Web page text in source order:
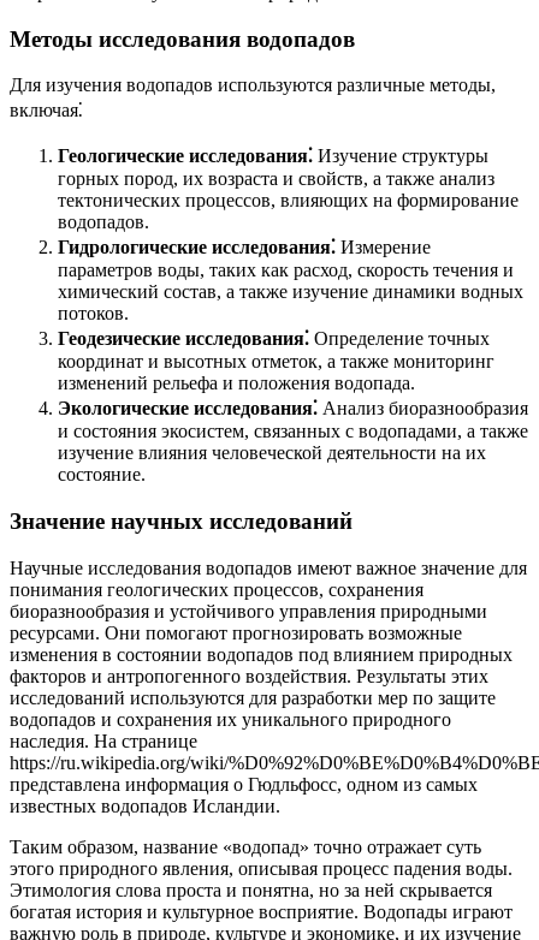
Методы исследования водопадов
Для изучения водопадов используются различные методы,
включая⁚
Геологические исследования⁚ Изучение структуры
горных пород, их возраста и свойств, а также анализ
тектонических процессов, влияющих на формирование
водопадов.
Гидрологические исследования⁚ Измерение
параметров воды, таких как расход, скорость течения и
химический состав, а также изучение динамики водных
потоков.
Геодезические исследования⁚ Определение точных
координат и высотных отметок, а также мониторинг
изменений рельефа и положения водопада.
Экологические исследования⁚ Анализ биоразнообразия
и состояния экосистем, связанных с водопадами, а также
изучение влияния человеческой деятельности на их
состояние.
Значение научных исследований
Научные исследования водопадов имеют важное значение для
понимания геологических процессов, сохранения
биоразнообразия и устойчивого управления природными
ресурсами. Они помогают прогнозировать возможные
изменения в состоянии водопадов под влиянием природных
факторов и антропогенного воздействия. Результаты этих
исследований используются для разработки мер по защите
водопадов и сохранения их уникального природного
наследия. На странице
https://ru.wikipedia.org/wiki/
представлена информация о Гюдльфосс, одном из самых
известных водопадов Исландии.
Таким образом, название «водопад» точно отражает суть
этого природного явления, описывая процесс падения воды.
Этимология слова проста и понятна, но за ней скрывается
богатая история и культурное восприятие. Водопады играют
важную роль в природе, культуре и экономике, и их изучение